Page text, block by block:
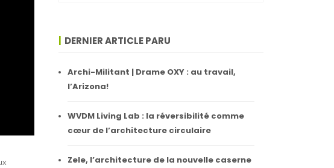
DERNIER ARTICLE PARU
Archi-Militant | Drame OXY : au travail,
l’Arizona!
WVDM Living Lab : la réversibilité comme
cœur de l’architecture circulaire
Zele, l’architecture de la nouvelle caserne